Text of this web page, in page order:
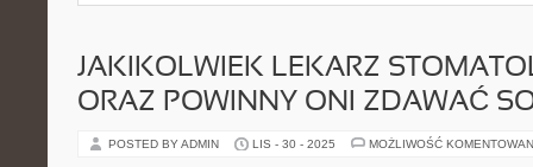
JAKIKOLWIEK LEKARZ
ORAZ POWINNY ONI ZDAWAĆ
POSTED BY ADMIN LIS - 30 - 2025 MOŻLIWOŚĆ